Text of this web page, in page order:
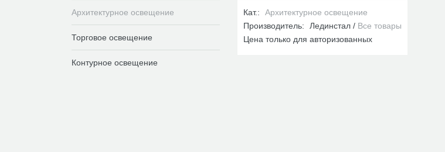
Кат.:
Архитектурное освещение
Производитель:
Лединстал
Все товары
Цена только для авторизованных
Архитектурное освещение
Торговое освещение
Контурное освещение